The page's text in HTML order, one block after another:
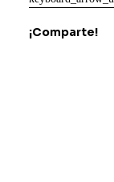
¡Comparte!